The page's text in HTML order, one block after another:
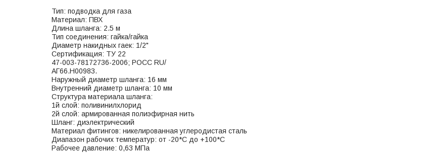
Тип: подводка для газа
Материал: ПВХ
Длина шланга: 2.5 м
Тип соединения: гайка/гайка
Диаметр накидных гаек: 1/2"
Сертификация: ТУ 22
47-003-78172736-2006; РОСС RU/
АГ66.Н00983.
Наружный диаметр шланга: 16 мм
Внутренний диаметр шланга: 10 мм
Структура материала шланга:
1й слой: поливинилхлорид
2й слой: армированная полиэфирная нить
Шланг: диэлектрический
Материал фитингов: никелированная углеродистая сталь
Диапазон рабочих температур: от -20*С до +100*С
Рабочее давление: 0,63 МПа